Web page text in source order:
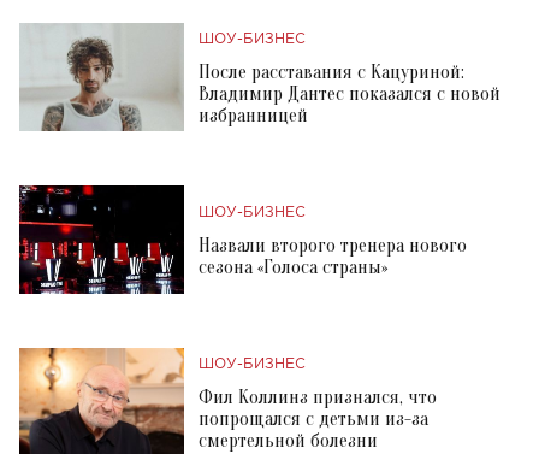
ШОУ-БИЗНЕС
После расставания с Кацуриной:
Владимир Дантес показался с новой
избранницей
ШОУ-БИЗНЕС
Назвали второго тренера нового
сезона «Голоса страны»
ШОУ-БИЗНЕС
Фил Коллинз признался, что
попрощался с детьми из-за
смертельной болезни